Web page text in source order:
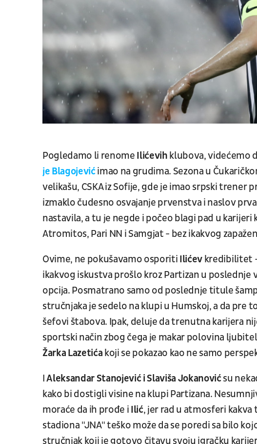
Pogledamo li renome Ilićevih klubova, videćemo
je Blagojevićimao na grudima. Sezona u
velikašu, CSKA iz Sofije, gde je imao srpski
izmaklo čudesno osvajanje prvenstva i naslov
nastavila, a tu je negde i počeo blagi pad u
Atromitos, Pari NN i Samgjat - bez ikakvog
Ovime, ne pokušavamo osporiti Ilićev kredibilitet
ikakvog iskustva prošlo kroz Partizan u poslednje
opcija. Posmatrano samo od poslednje titule
stručnjaka je sedelo na klupi u Humskoj, a da pre
šefovi štabova. Ipak, deluje da trenutna karijera
sportski način zbog čega je makar polovina
Žarka Lazetića koji se pokazao kao ne samo
IAleksandar Stanojević i Slaviša Jokanovićsu
kako bi dostigli visine na klupi Partizana.
moraće da ih prođe i Ilić, jer rad u atmosferi
stadiona "JNA" teško može da se poredi sa bilo
stručnjak koji je gotovo čitavu svoju igračku